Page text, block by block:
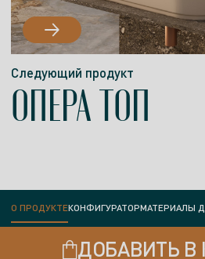
О ПРОДУКТЕКОНФИГУРАТОРМАТЕРИАЛЫ
ДОБАВИТЬ В
Следующий продукт
ОПЕРА ТОП